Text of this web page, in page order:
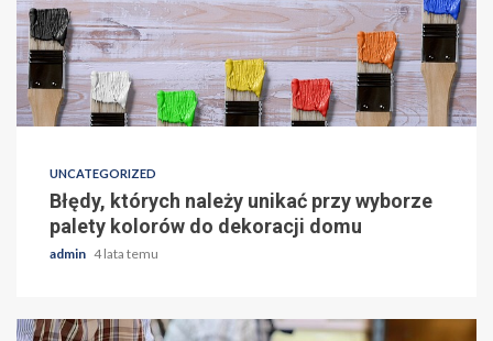
UNCATEGORIZED
Błędy, których należy unikać przy wyborze
palety kolorów do dekoracji domu
admin 4 lata temu